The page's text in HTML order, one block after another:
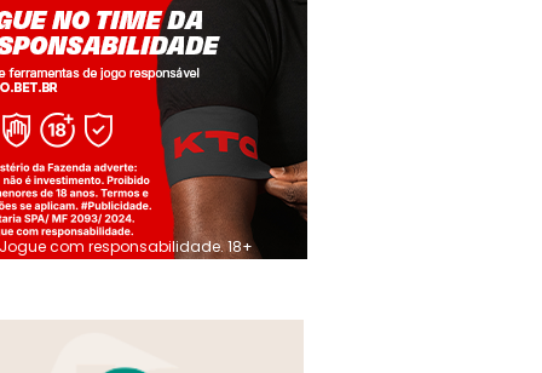
Jogue com responsabilidade. 18+